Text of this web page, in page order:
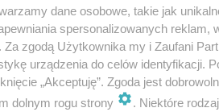
dane osobowe, takie jak
spersonalizowanych
Za zgodą Użytkownika my i Zaufani
urządzenia do celów identyfikacji.
„Akceptuję”. Zgoda jest
dolnym rogu strony
. Niektóre